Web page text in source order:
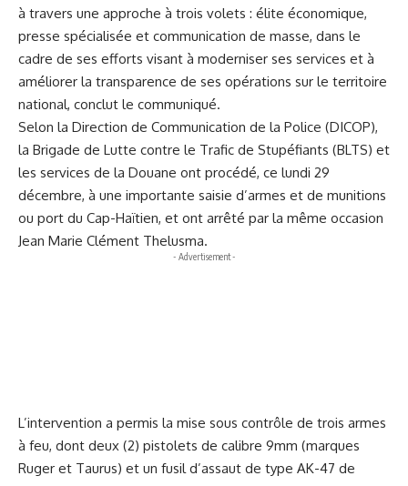
à travers une approche à trois volets : élite économique,
presse spécialisée et communication de masse, dans le
cadre de ses efforts visant à moderniser ses services et à
améliorer la transparence de ses opérations sur le territoire
national, conclut le communiqué.
Selon la Direction de Communication de la Police (DICOP),
la Brigade de Lutte contre le Trafic de Stupéfiants (BLTS) et
les services de la Douane ont procédé, ce lundi 29
décembre, à une importante saisie d’armes et de munitions
ou port du Cap-Haïtien, et ont arrêté par la même occasion
Jean Marie Clément Thelusma.
- Advertisement -
L’intervention a permis la mise sous contrôle de trois armes
à feu, dont deux (2) pistolets de calibre 9mm (marques
Ruger et Taurus) et un fusil d’assaut de type AK-47 de